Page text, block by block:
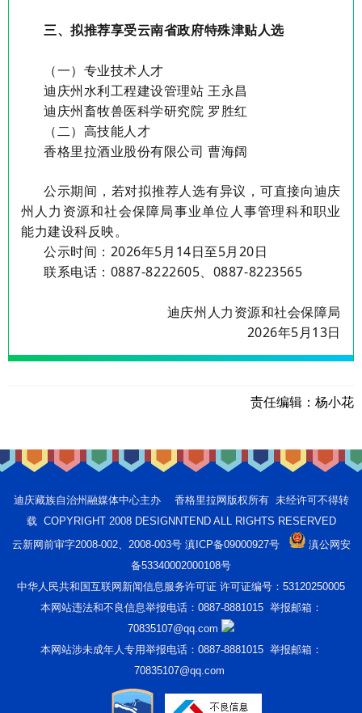
三、拟推荐享受云南省政府特殊津贴人选
（一）专业技术人才
迪庆州水利工程建设管理站 王永昌
迪庆州畜牧兽医科学研究院 罗胜红
（二）高技能人才
香格里拉酒业股份有限公司 曹海阔
公示期间，若对拟推荐人选有异议，可直接向迪庆
州人力资源和社会保障局事业单位人事管理科和职业
能力建设科反映。
公示时间： 2026年5月 14日至5月20日
联系电话： 0887-8222605、 0887-8223565
迪庆州人力资源和社会保障局
2026年5月13日
责任编辑： 杨小花
迪庆藏族自治州融媒体中心主办 香格里拉网版权所有 未经许可不得转
载 COPYRIGHT 2008 DESIGNNTEND ALL RIGHTS RESERVED
云新网前审字2008-002、2008-003号 滇ICP备09000927号
滇公网安
备53340002000108号
中华人民共和国互联网新闻信息服务许可证 许可证编号：53120250005
本网站违法和不良信息举报电话：0887-8881015 举报邮箱：
70835107@qq.com
本网站涉未成年人专用举报电话：0887-8881015 举报邮箱：
70835107@qq.com